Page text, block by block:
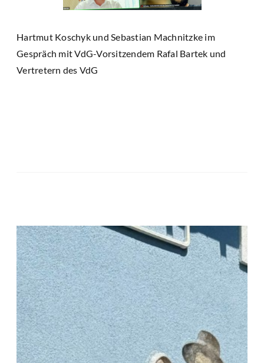
Hartmut Koschyk und Sebastian Machnitzke im
Gespräch mit VdG-Vorsitzendem Rafal Bartek und
Vertretern des VdG